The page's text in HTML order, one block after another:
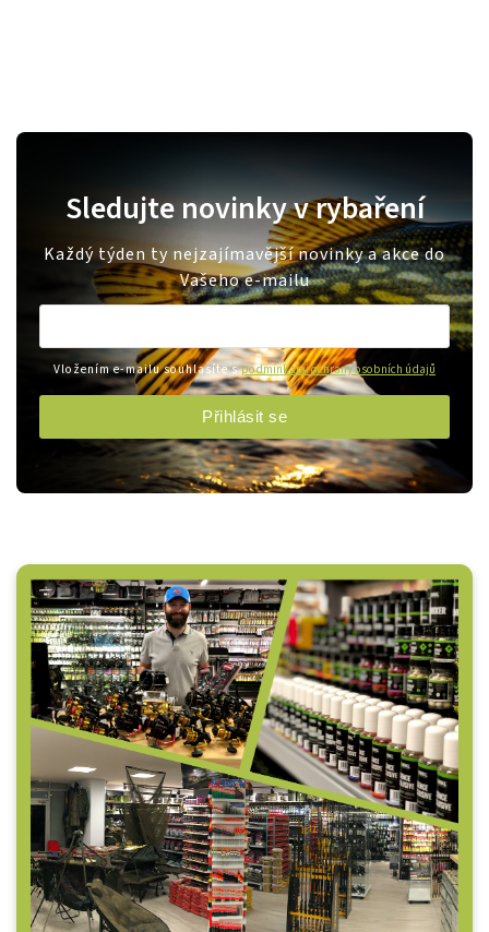
Sledujte novinky v rybaření
Každý týden ty nejzajímavější novinky a akce do
Vašeho e-mailu
Vložením e-mailu souhlasíte spodmínkami ochrany osobních údajů
Přihlásit se